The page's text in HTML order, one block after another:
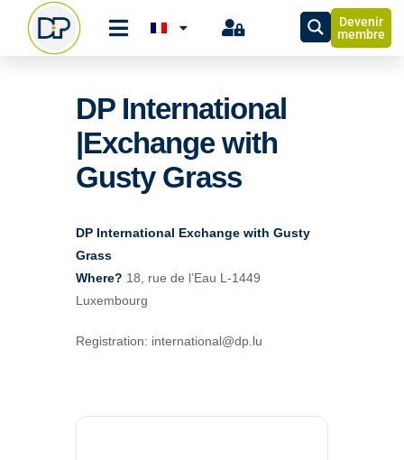
Devenir
membre
DP International
|Exchange with
Gusty Grass
DP International Exchange with Gusty
Grass
Where? 18, rue de l’Eau L-1449
Luxembourg
Registration: international@dp.lu